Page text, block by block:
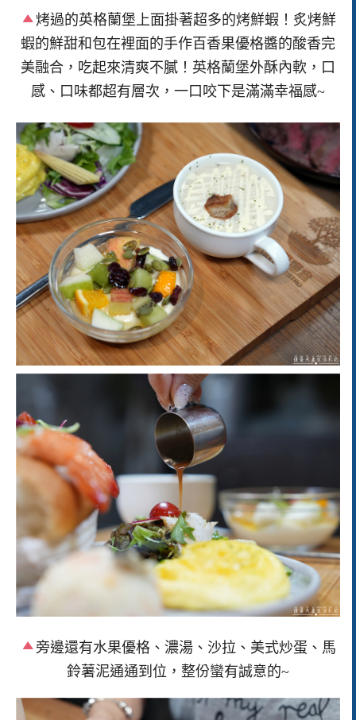
烤過的英格蘭堡上面掛著超多的烤鮮蝦！炙烤鮮
蝦的鮮甜和包在裡面的手作百香果優格醬的酸香完
美融合，吃起來清爽不膩！英格蘭堡外酥內軟，口
感、口味都超有層次，一口咬下是滿滿幸福感~
旁邊還有水果優格、濃湯、沙拉、美式炒蛋、馬
鈴薯泥通通到位，整份蠻有誠意的~